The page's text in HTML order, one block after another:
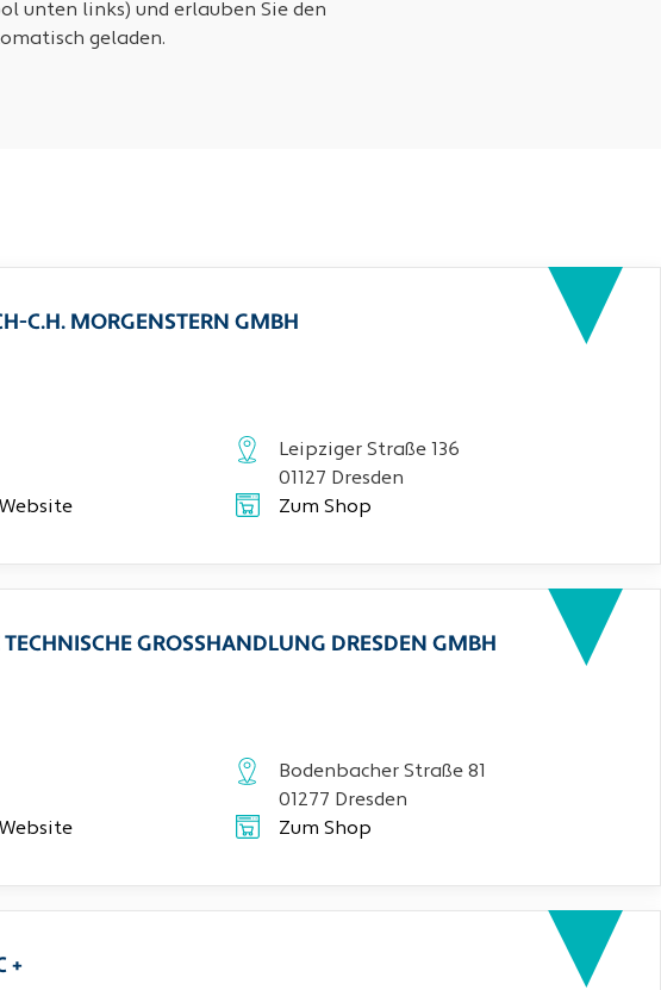
unten links) und erlauben Sie den
geladen.
C.H. MORGENSTERN GMBH
Leipziger Straße 136
01127 Dresden
Zum Shop
TECHNISCHE GROSSHANDLUNG DRESDEN GMBH
Bodenbacher Straße 81
01277 Dresden
Zum Shop
+